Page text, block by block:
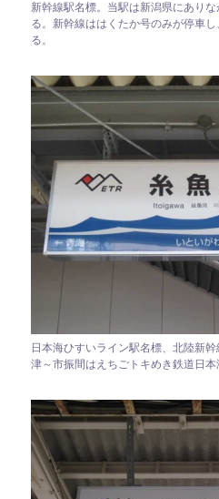
新幹線駅名標。当駅は新潟県にあり
る。新幹線ははくたか号のみが停車
る。
日本海ひすいライン駅名標、北陸新
津～市振間はえちごトキめき鉄道日本